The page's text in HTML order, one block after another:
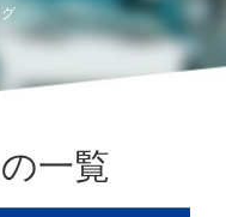
一覧